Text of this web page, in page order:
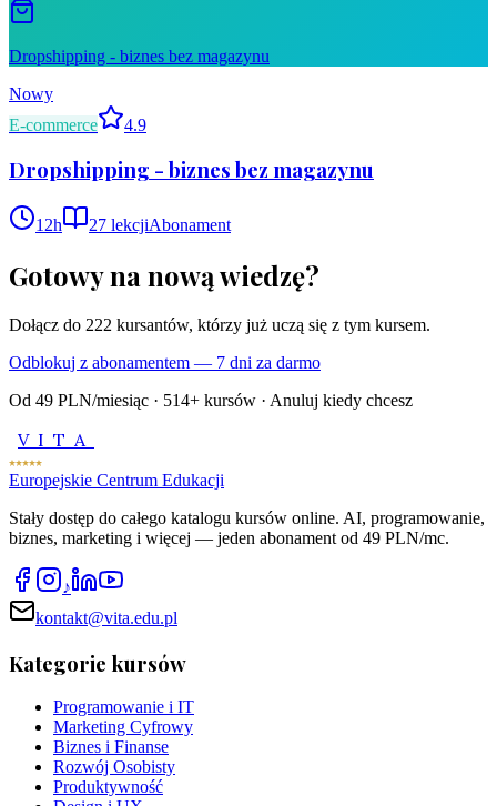
Dropshipping - biznes bez magazynu
Nowy
E-commerce
4.9
Dropshipping - biznes bez magazynu
12h 27 lekcjiAbonament
Gotowy na nową wiedzę?
Dołącz do 222 kursantów, którzy już uczą się z tym kursem.
Odblokuj z abonamentem — 7 dni za darmo
Od 49 PLN/miesiąc · 514+ kursów · Anuluj kiedy chcesz
VITA
Europejskie Centrum Edukacji
Stały dostęp do całego katalogu kursów online. AI, programowanie,
biznes, marketing i więcej — jeden abonament od 49 PLN/mc.
♪
kontakt@vita.edu.pl
Kategorie kursów
Programowanie i IT
Marketing Cyfrowy
Biznes i Finanse
Rozwój Osobisty
Produktywność